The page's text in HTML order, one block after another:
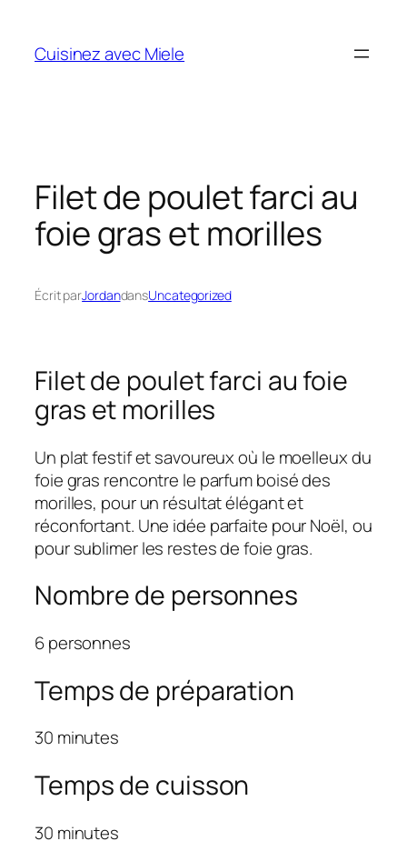
contenu
Cuisinez avec Miele
Filet de poulet farci au
foie gras et morilles
Écrit parJordandansUncategorized
Filet de poulet farci au foie
gras et morilles
Un plat festif et savoureux où le moelleux du
foie gras rencontre le parfum boisé des
morilles, pour un résultat élégant et
réconfortant. Une idée parfaite pour Noël, ou
pour sublimer les restes de foie gras.
Nombre de personnes
6 personnes
Temps de préparation
30 minutes
Temps de cuisson
30 minutes